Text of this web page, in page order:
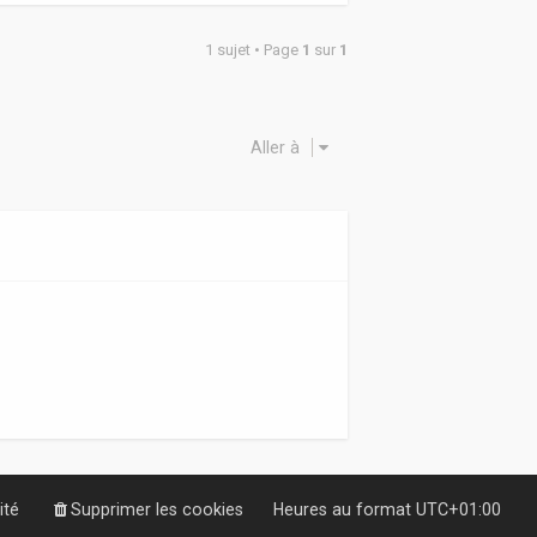
1 sujet • Page 1 sur 1
Aller à
Heures au format UTC+01:00
Supprimer les cookies